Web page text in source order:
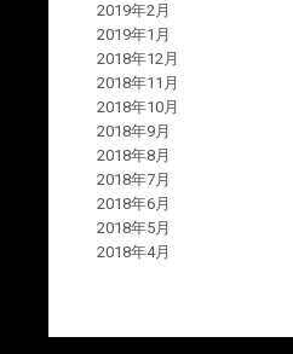
2019年2月
2019年1月
2018年12月
2018年11月
2018年10月
2018年9月
2018年8月
2018年7月
2018年6月
2018年5月
2018年4月